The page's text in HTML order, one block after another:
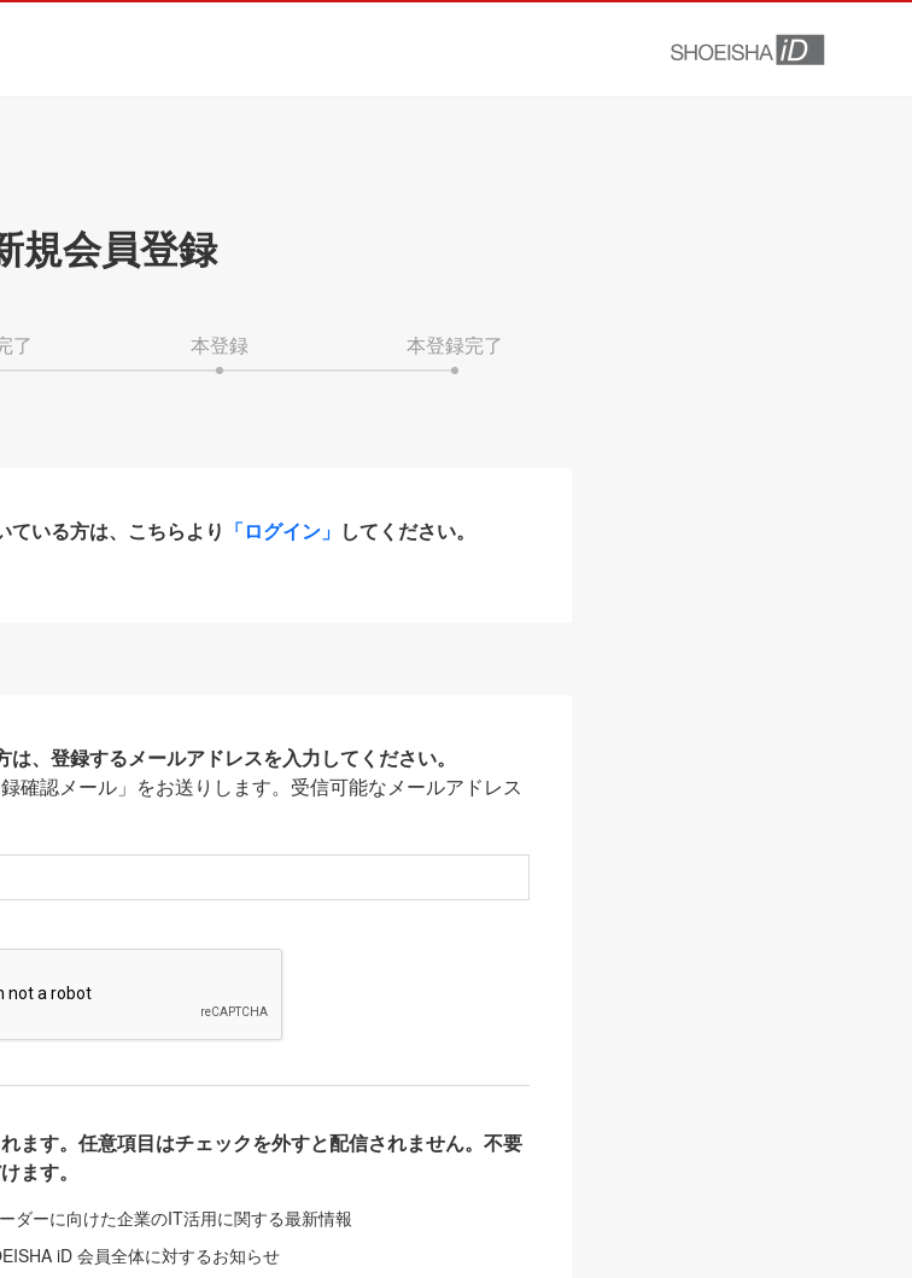
規会員登録
了 本登録 本登録完了
いる方は、こちらより 「ログイン」 してください。
、登録するメールアドレスを入力してください。
確認メール」をお送りします。受信可能なメールアドレス
ます。任意項目はチェックを外すと配信されません。不要
ます。
ダーに向けた企業のIT活用に関する最新情報
iD 会員全体に対するお知らせ